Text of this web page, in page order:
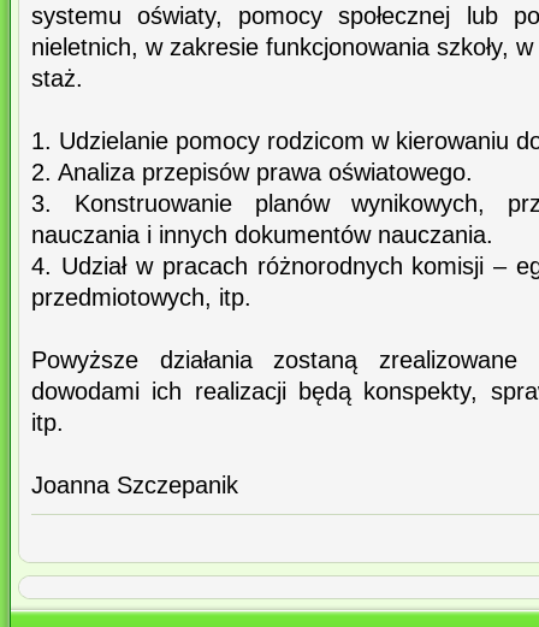
systemu oświaty, pomocy społecznej lub
nieletnich, w zakresie funkcjonowania szkoły,
staż.
1. Udzielanie pomocy rodzicom w kierowaniu
2. Analiza przepisów prawa oświatowego.
3. Konstruowanie planów wynikowych,
nauczania i innych dokumentów nauczania.
4. Udział w pracach różnorodnych komisji –
przedmiotowych, itp.
Powyższe działania zostaną
dowodami ich realizacji będą konspekty,
itp.
Joanna Szczepanik